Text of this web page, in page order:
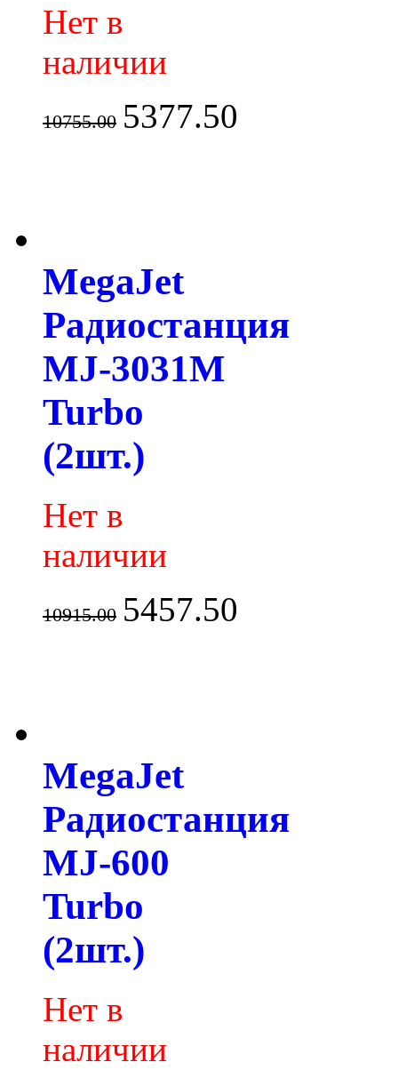
Нет в
наличии
10755.00 5377.50
MegaJet
Радиостанция
MJ-3031M
Turbo
(2шт.)
Нет в
наличии
10915.00 5457.50
MegaJet
Радиостанция
MJ-600
Turbo
(2шт.)
Нет в
наличии